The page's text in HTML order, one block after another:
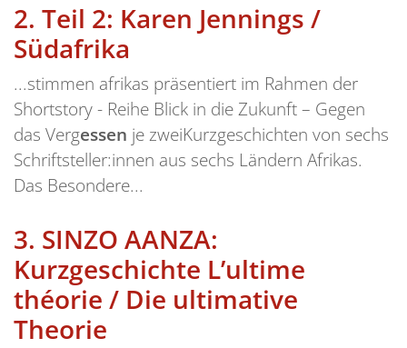
2. Teil 2: Karen Jennings /
Südafrika
...stimmen afrikas präsentiert im Rahmen der
Shortstory - Reihe Blick in die Zukunft – Gegen
das Vergessen je zweiKurzgeschichten von sechs
Schriftsteller:innen aus sechs Ländern Afrikas.
Das Besondere...
3. SINZO AANZA:
Kurzgeschichte L’ultime
théorie / Die ultimative
Theorie